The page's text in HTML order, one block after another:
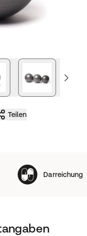
Teilen
Darreichung